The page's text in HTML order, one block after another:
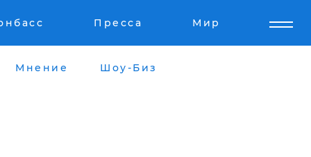
Пресса Мир
Мнение Шоу-Биз